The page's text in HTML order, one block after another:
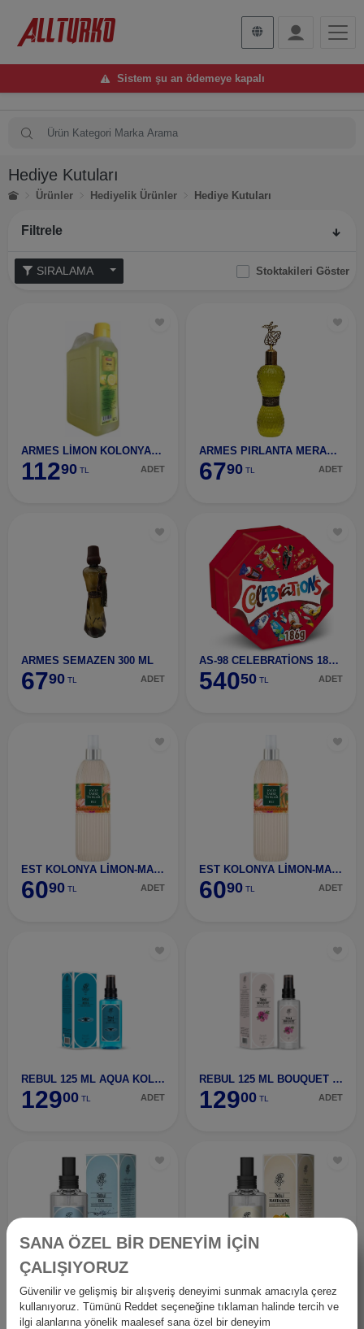
Sistem şu an ödemeye kapalı
Hediye Kutuları
Ürünler Hediyelik Ürünler Hediye Kutuları
Filtrele
Stoktakileri Göster
ARMES LİMON KOLONYASI 900 ML
11290 TL ADET
ARMES PIRLANTA MERAM 400 ML
6790 TL ADET
ARMES SEMAZEN 300 ML
6790 TL ADET
AS-98 CELEBRATİONS 186 GR
54050 TL ADET
EST KOLONYA LİMON-MANDALİNA PET 150 ML
6090 TL ADET
EST KOLONYA LİMON-MANDALİNA PET 150 ML
6090 TL ADET
REBUL 125 ML AQUA KOLONYA PET
12900 TL ADET
REBUL 125 ML BOUQUET KOLONYA PET
12900 TL ADET
REBUL 125 ML KOLONYA ICE PET
12900 TL ADET
REBUL 125 ML MANDARİNE KOLONYA PET
12900 TL ADET
SANA ÖZEL BİR DENEYİM İÇİN
ÇALIŞIYORUZ
Güvenilir ve gelişmiş bir alışveriş deneyimi sunmak amacıyla çerez
kullanıyoruz. Tümünü Reddet seçeneğine tıklaman halinde tercih ve
ilgi alanlarına yönelik maalesef sana özel bir deneyim